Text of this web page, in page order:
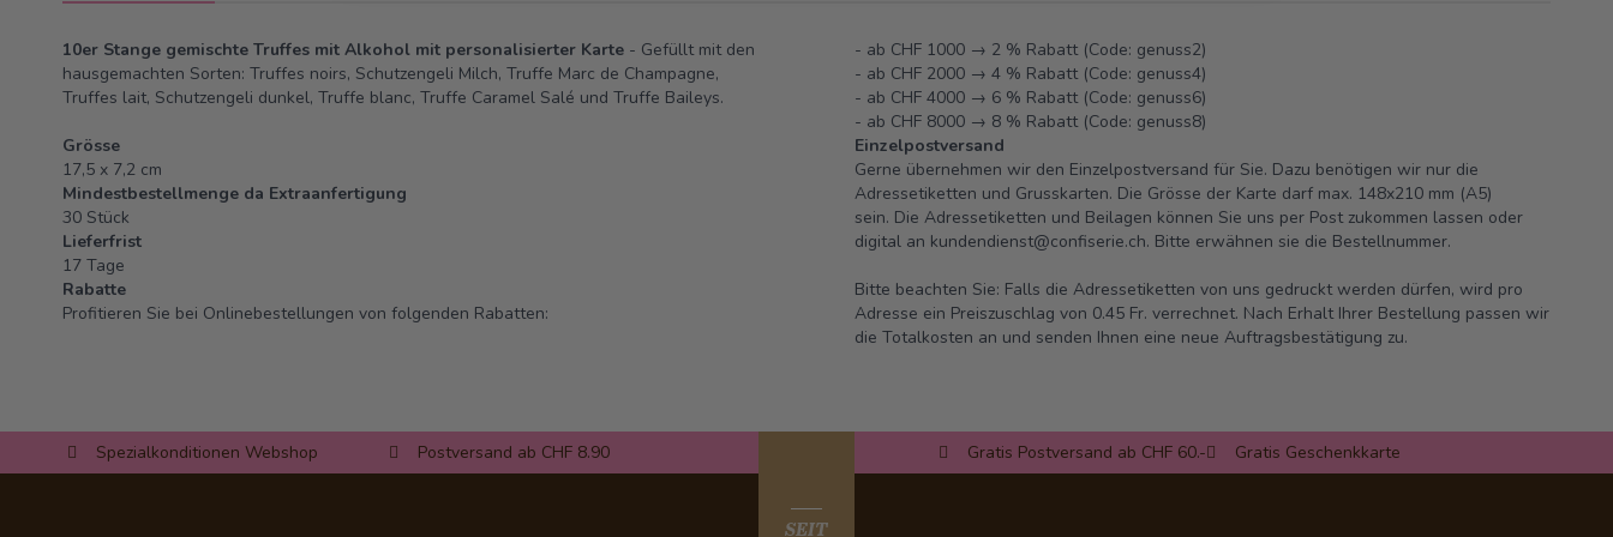
10er Stange gemischte Truffes mit Alkohol mit personalisierter Karte - Gefüllt mit den
hausgemachten Sorten: Truffes noirs, Schutzengeli Milch, Truffe Marc de Champagne,
Truffes lait, Schutzengeli dunkel, Truffe blanc, Truffe Caramel Salé und Truffe Baileys.
Grösse
17,5 x 7,2 cm
Mindestbestellmenge da Extraanfertigung
30 Stück
Lieferfrist
17 Tage
Rabatte
Profitieren Sie bei Onlinebestellungen von folgenden Rabatten:
- ab CHF 1000 → 2 % Rabatt (Code: genuss2)
- ab CHF 2000 → 4 % Rabatt (Code: genuss4)
- ab CHF 4000 → 6 % Rabatt (Code: genuss6)
- ab CHF 8000 → 8 % Rabatt (Code: genuss8)
Einzelpostversand
Gerne übernehmen wir den Einzelpostversand für Sie. Dazu benötigen wir nur die
Adressetiketten und Grusskarten. Die Grösse der Karte darf max. 148x210 mm (A5)
sein. Die Adressetiketten und Beilagen können Sie uns per Post zukommen lassen oder
digital an kundendienst@confiserie.ch. Bitte erwähnen sie die Bestellnummer.
Bitte beachten Sie: Falls die Adressetiketten von uns gedruckt werden dürfen, wird pro
Adresse ein Preiszuschlag von 0.45 Fr. verrechnet. Nach Erhalt Ihrer Bestellung passen wir
die Totalkosten an und senden Ihnen eine neue Auftragsbestätigung zu.
Spezialkonditionen Webshop Postversand ab CHF 8.90 Gratis Postversand ab CHF 60.- Gratis Geschenkkarte
SEIT